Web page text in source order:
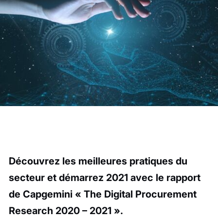
Découvrez les meilleures pratiques du
secteur et démarrez 2021 avec le rapport
de Capgemini « The Digital Procurement
Research 2020 – 2021 ».